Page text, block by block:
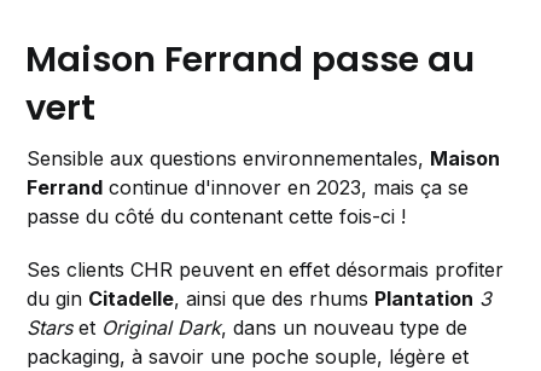
Maison Ferrand passe au
vert
Sensible aux questions environnementales, Maison
Ferrand continue d'innover en 2023, mais ça se
passe du côté du contenant cette fois-ci !
Ses clients CHR peuvent en effet désormais profiter
du gin Citadelle, ainsi que des rhums Plantation 3
Starset Original Dark, dans un nouveau type de
packaging, à savoir une poche souple, légère et